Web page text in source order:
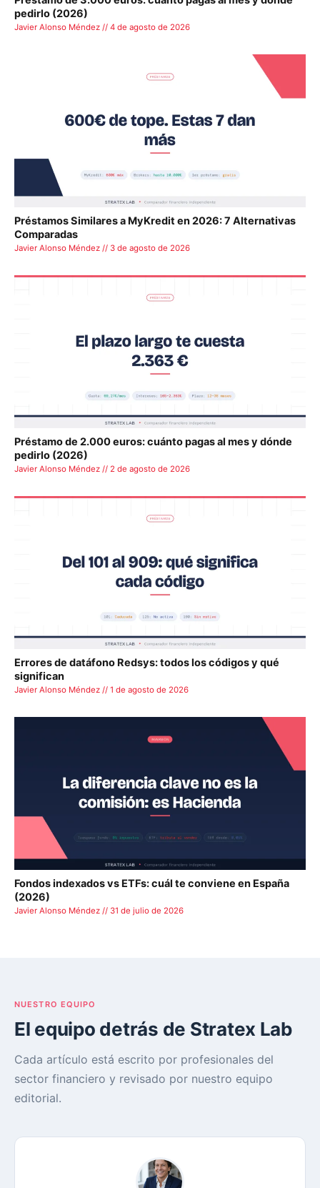
pedirlo (2026)
Javier Alonso Méndez // 4 de agosto de 2026
Préstamos Similares a MyKredit en 2026: 7 Alternativas
Comparadas
Javier Alonso Méndez // 3 de agosto de 2026
Préstamo de 2.000 euros: cuánto pagas al mes y dónde
pedirlo (2026)
Javier Alonso Méndez // 2 de agosto de 2026
Errores de datáfono Redsys: todos los códigos y qué
significan
Javier Alonso Méndez // 1 de agosto de 2026
Fondos indexados vs ETFs: cuál te conviene en España
(2026)
Javier Alonso Méndez // 31 de julio de 2026
NUESTRO EQUIPO
El equipo detrás de Stratex Lab
Cada artículo está escrito por profesionales del
sector financiero y revisado por nuestro equipo
editorial.